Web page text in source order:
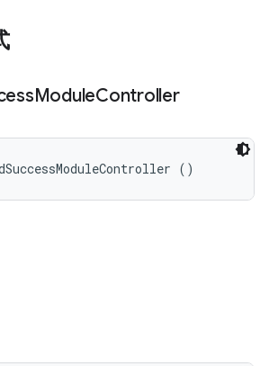
ModuleController
()